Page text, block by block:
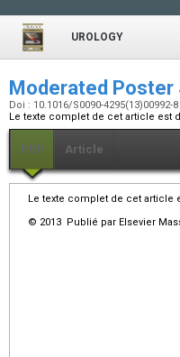
UROLOGY
Moderated Poster
Doi : 10.1016/S0090-4295(13)00992-8
Le texte complet de cet article est
PDF Article
Le texte complet de cet article
© 2013 Publié par Elsevier